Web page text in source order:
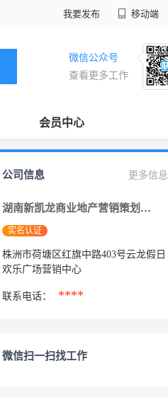
我要发布 移动端
微信公众号
查看更多工作
会员中心
更多信息
公司信息
湖南新凯龙商业地产营销策划有限公司
实名认证
株洲市荷塘区红旗中路403号云龙假日
欢乐广场营销中心
联系电话： ****
微信扫一扫找工作